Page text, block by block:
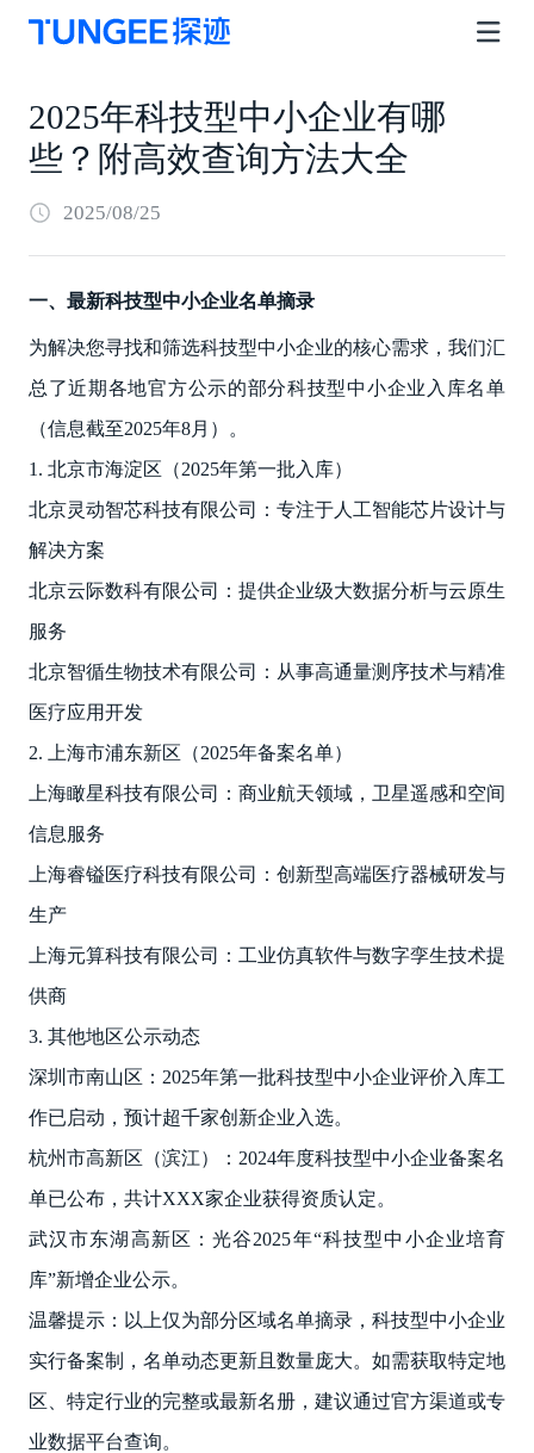
2025年科技型中小企业有哪
些？附高效查询方法大全
2025/08/25
一、最新科技型中小企业名单摘录
为解决您寻找和筛选科技型中小企业的核心需求，我们汇
总了近期各地官方公示的部分科技型中小企业入库名单
（信息截至2025年8月）。
1. 北京市海淀区（2025年第一批入库）
北京灵动智芯科技有限公司：专注于人工智能芯片设计与
解决方案
北京云际数科有限公司：提供企业级大数据分析与云原生
服务
北京智循生物技术有限公司：从事高通量测序技术与精准
医疗应用开发
2. 上海市浦东新区（2025年备案名单）
上海瞰星科技有限公司：商业航天领域，卫星遥感和空间
信息服务
上海睿镒医疗科技有限公司：创新型高端医疗器械研发与
生产
上海元算科技有限公司：工业仿真软件与数字孪生技术提
供商
3. 其他地区公示动态
深圳市南山区：2025年第一批科技型中小企业评价入库工
作已启动，预计超千家创新企业入选。
杭州市高新区（滨江）：2024年度科技型中小企业备案名
单已公布，共计XXX家企业获得资质认定。
武汉市东湖高新区：光谷2025年“科技型中小企业培育
库”新增企业公示。
温馨提示：以上仅为部分区域名单摘录，科技型中小企业
实行备案制，名单动态更新且数量庞大。如需获取特定地
区、特定行业的完整或最新名册，建议通过官方渠道或专
业数据平台查询。